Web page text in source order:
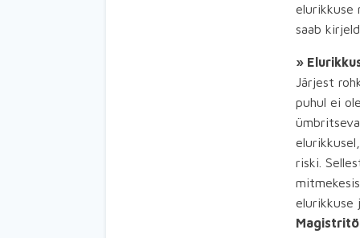
elurikkuse
saab
»
Järjest
puhul ei
riski.
elurikkuse